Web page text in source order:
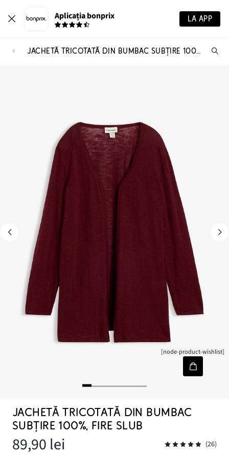
Aplicația bonprix LA APP
JACHETĂ TRICOTATĂ DIN BUMBAC SUBȚIRE 100%, FIRE SLUB
[node-product-wishlist]
JACHETĂ TRICOTATĂ DIN BUMBAC
SUBȚIRE 100%, FIRE SLUB
89,90 lei (26)